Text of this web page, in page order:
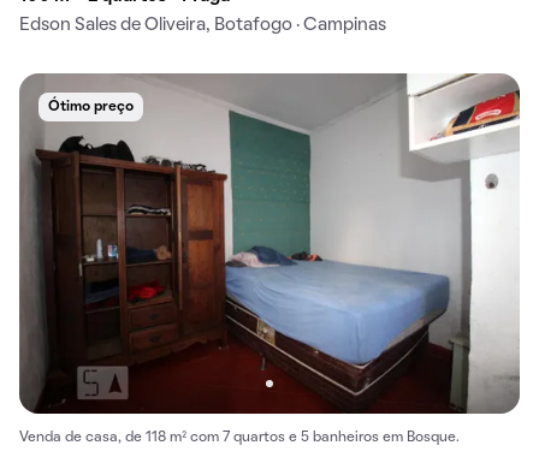
Edson Sales de Oliveira, Botafogo · Campinas
Ótimo preço
Venda de casa, de 118 m² com 7 quartos e 5 banheiros em Bosque.